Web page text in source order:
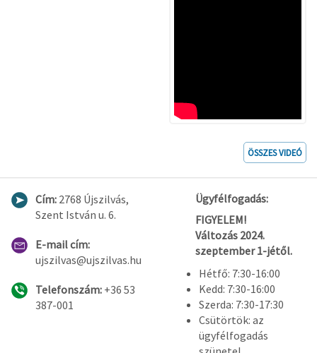
ÖSSZES VIDEÓ
Cím: 2768 Újszilvás,
Szent István u. 6.
E-mail cím:
ujszilvas@ujszilvas.hu
Telefonszám: +36 53
387-001
Ügyfélfogadás:
FIGYELEM!
Változás 2024.
szeptember 1-jétől.
Hétfő: 7:30-16:00
Kedd: 7:30-16:00
Szerda: 7:30-17:30
Csütörtök: az
ügyfélfogadás